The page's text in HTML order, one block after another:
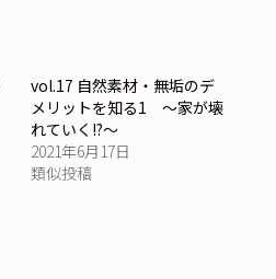
vol.17 自然素材・無垢のデ
メリットを知る1 ～家が壊
れていく!?～
2021年6月17日
類似投稿